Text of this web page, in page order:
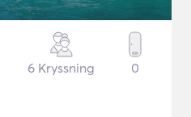
6 Kryssning 0